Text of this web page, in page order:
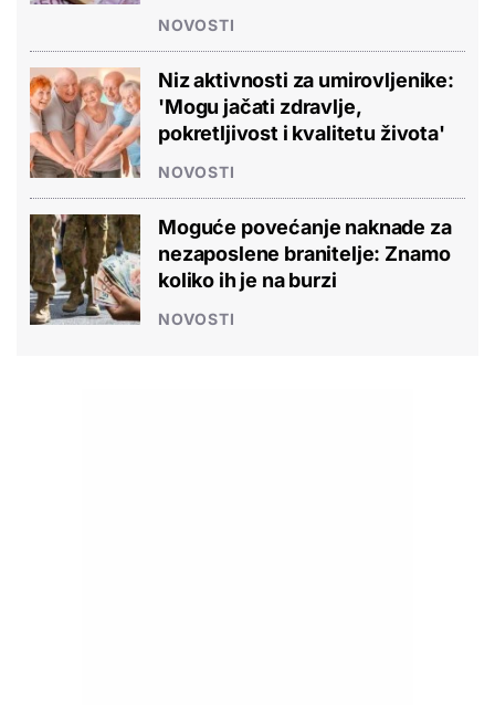
NOVOSTI
Niz aktivnosti za umirovljenike:
'Mogu jačati zdravlje,
pokretljivost i kvalitetu života'
NOVOSTI
Moguće povećanje naknade za
nezaposlene branitelje: Znamo
koliko ih je na burzi
NOVOSTI